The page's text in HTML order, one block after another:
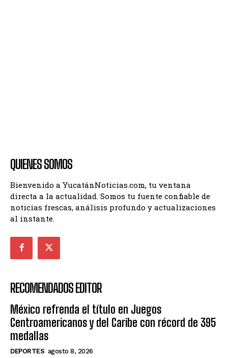
QUIENES SOMOS
Bienvenido a YucatánNoticias.com, tu ventana
directa a la actualidad. Somos tu fuente confiable de
noticias frescas, análisis profundo y actualizaciones
al instante.
RECOMENDADOS EDITOR
México refrenda el título en Juegos
Centroamericanos y del Caribe con récord de 395
medallas
DEPORTES agosto 8, 2026